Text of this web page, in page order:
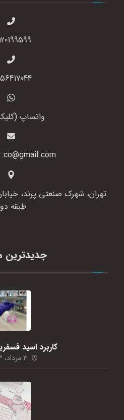
واتساپ
طبقه
جدیدترین
کاربرد اسید
۳ مرداد، ۱۴۰۳